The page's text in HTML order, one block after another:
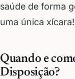
saúde de forma
uma única xícara!
Quando e
Disposição?